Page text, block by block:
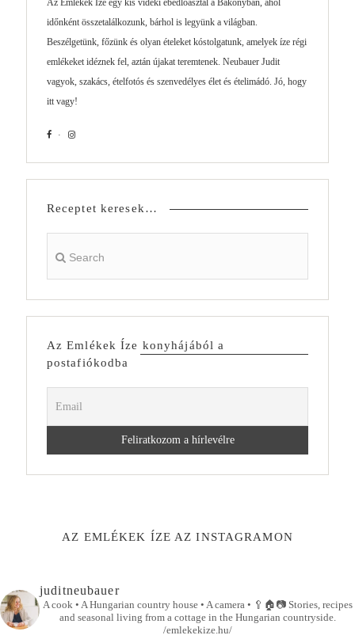
időnként összetalálkozunk, bárhol is legyünk a világban.
Beszélgetünk, főzünk és olyan ételeket kóstolgatunk, amelyek íze régi
emlékeket idéznek fel, aztán újakat teremtenek. Neubauer Judit
vagyok, szakács, ételfotós és szenvedélyes élet és ételimádó. Jó, hogy
itt vagy!
Receptet keresek…
Az Emlékek Íze konyhájából a
postafiókodba
AZ EMLÉKEK ÍZE AZ INSTAGRAMON
juditneubauer
A cook • A Hungarian country house • A camera • 🥄🏠📷Stories, recipes
and seasonal living from a cottage in the Hungarian countryside.
/emlekekize.hu/